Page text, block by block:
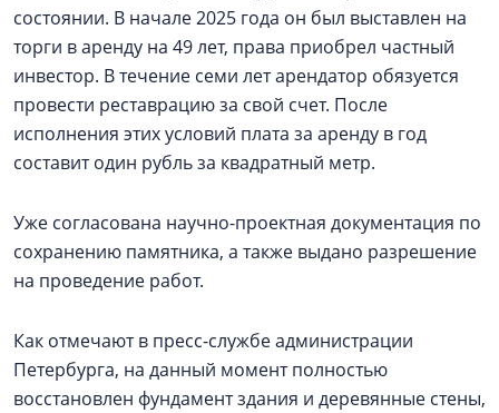
состоянии. В начале 2025 года он был выставлен на
торги в аренду на 49 лет, права приобрел частный
инвестор. В течение семи лет арендатор обязуется
провести реставрацию за свой счет. После
исполнения этих условий плата за аренду в год
составит один рубль за квадратный метр.
Уже согласована научно-проектная документация по
сохранению памятника, а также выдано разрешение
на проведение работ.
Как отмечают в пресс-службе администрации
Петербурга, на данный момент полностью
восстановлен фундамент здания и деревянные стены,